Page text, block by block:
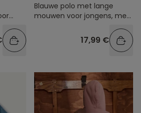
Blauwe polo met lange
mouwen voor jongens, met
17,99 €